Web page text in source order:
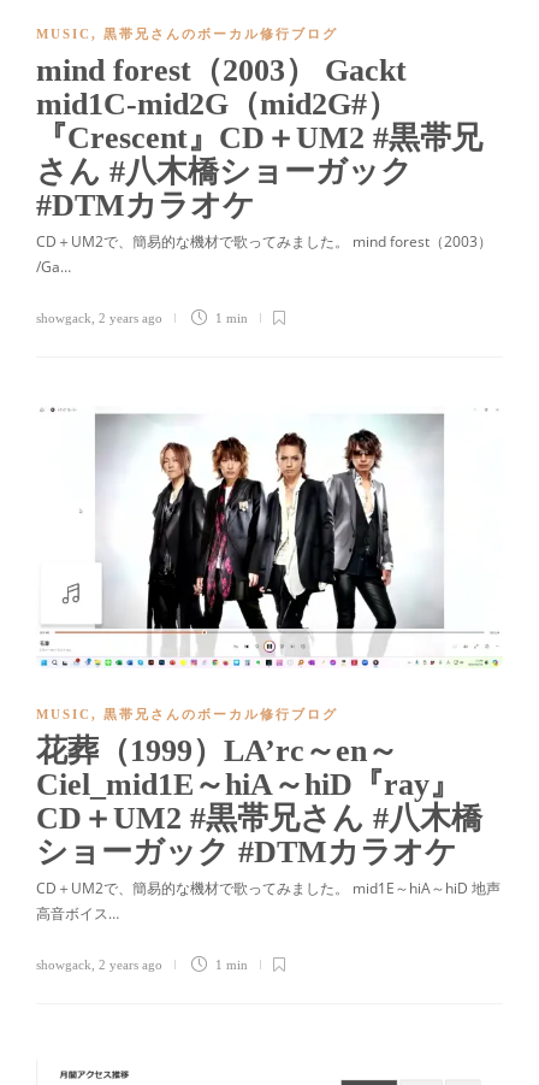
MUSIC , 黒帯兄さんのボーカル修行ブログ
mind forest（2003） Gackt
mid1C-mid2G（mid2G#）
『Crescent』CD＋UM2 #黒帯兄
さん #八木橋ショーガック
#DTMカラオケ
CD＋UM2で、簡易的な機材で歌ってみました。 mind forest（2003）
/Ga…
showgack 2 years ago 1 min
MUSIC , 黒帯兄さんのボーカル修行ブログ
花葬（1999）LA’rc～en～
Ciel_mid1E～hiA～hiD『ray』
CD＋UM2 #黒帯兄さん #八木橋
ショーガック #DTMカラオケ
CD＋UM2で、簡易的な機材で歌ってみました。 mid1E～hiA～hiD 地声
高音ボイス…
showgack 2 years ago 1 min